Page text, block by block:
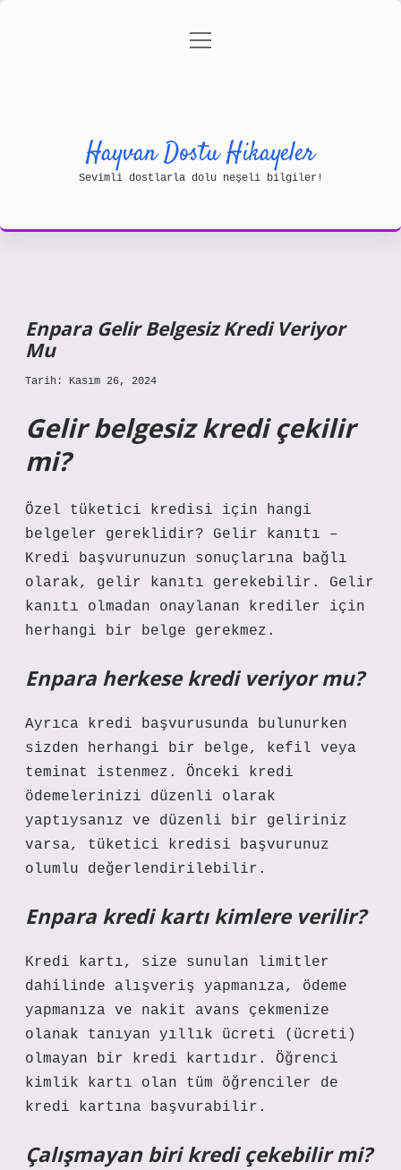
Gizlilik Politikası
menüyü
Hayvan Dostu Hikayeler
Sevimli dostlarla dolu neşeli bilgiler!
Enpara Gelir Belgesiz Kredi Veriyor
Mu
Tarih: Kasım 26, 2024
Gelir belgesiz kredi çekilir
mi?
Özel tüketici kredisi için hangi
belgeler gereklidir? Gelir kanıtı –
Kredi başvurunuzun sonuçlarına bağlı
olarak, gelir kanıtı gerekebilir. Gelir
kanıtı olmadan onaylanan krediler için
herhangi bir belge gerekmez.
Enpara herkese kredi veriyor mu?
Ayrıca kredi başvurusunda bulunurken
sizden herhangi bir belge, kefil veya
teminat istenmez. Önceki kredi
ödemelerinizi düzenli olarak
yaptıysanız ve düzenli bir geliriniz
varsa, tüketici kredisi başvurunuz
olumlu değerlendirilebilir.
Enpara kredi kartı kimlere verilir?
Kredi kartı, size sunulan limitler
dahilinde alışveriş yapmanıza, ödeme
yapmanıza ve nakit avans çekmenize
olanak tanıyan yıllık ücreti (ücreti)
olmayan bir kredi kartıdır. Öğrenci
kimlik kartı olan tüm öğrenciler de
kredi kartına başvurabilir.
Çalışmayan biri kredi çekebilir mi?